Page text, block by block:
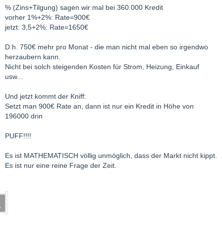
% (Zins+Tilgung) sagen wir mal bei 360.000 Kredit
vorher 1%+2%: Rate=900€
jetzt: 3,5+2%: Rate=1650€
D.h. 750€ mehr pro Monat - die man nicht mal eben so irgendwo
herzaubern kann.
Nicht bei solch steigenden Kosten für Strom, Heizung, Einkauf
usw...
Und jetzt kommt der Kniff:
Setzt man 900€ Rate an, dann ist nur ein Kredit in Höhe von
196000 drin
PUFF!!!!
Es ist MATHEMATISCH völlig unmöglich, dass der Markt nicht kippt.
Es ist nur eine reine Frage der Zeit.